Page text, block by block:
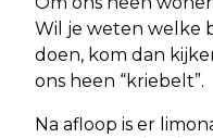
Wil je weten welke
doen, kom dan
ons heen “kriebelt”.
Na afloop is er